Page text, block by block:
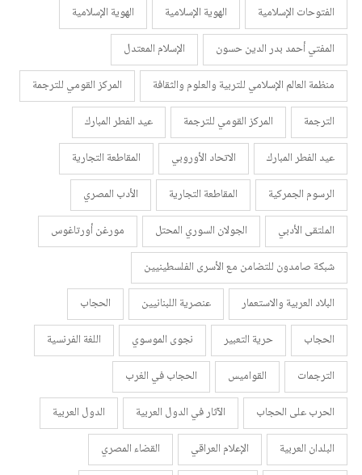
الفتوحات الإسلامية
الهوية الإسلامية
الهوية الإسلامية
المفتي أحمد بدر الدين حسون
الإسلام المعتدل
منظمة العالم الإسلامي للتربية والعلوم والثقافة
المركز القومي للترجمة
الترجمة
المركز القومي للترجمة
عيد الفطر المبارك
عيد الفطر المبارك
الاتحاد الأوروبي
المقاطعة التجارية
الرسوم الجمركية
المقاطعة التجارية
الأدب المصري
الملتقى الأدبي
الجولان السوري المحتل
مورغن أورتاغوس
شبكة صامدون للتضامن مع الأسرى الفلسطينيين
البلاد العربية والاستعمار
عنصرية اللبنانيين
الحجاب
الحجاب
حرية التعبير نجوى الموسوي
اللغة الفرنسية
الترجمات
القواميس
الحجاب في الغرب
الحرب على الحجاب
الآثار في الدول العربية
الدول العربية
البلدان العربية
الإعلام العراقي
القضاء المصري